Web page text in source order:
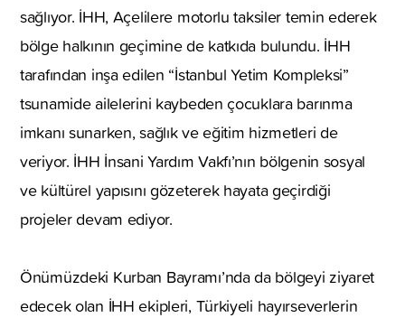
sağlıyor. İHH, Açelilere motorlu taksiler temin ederek
bölge halkının geçimine de katkıda bulundu. İHH
tarafından inşa edilen “İstanbul Yetim Kompleksi”
tsunamide ailelerini kaybeden çocuklara barınma
imkanı sunarken, sağlık ve eğitim hizmetleri de
veriyor. İHH İnsani Yardım Vakfı’nın bölgenin sosyal
ve kültürel yapısını gözeterek hayata geçirdiği
projeler devam ediyor.
Önümüzdeki Kurban Bayramı’nda da bölgeyi ziyaret
edecek olan İHH ekipleri, Türkiyeli hayırseverlerin